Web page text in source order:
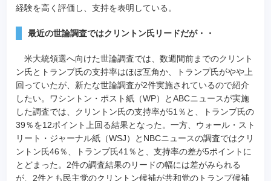
経験を高く評価し、支持を表明している。
最近の世論調査ではクリントン氏リードだが・・
米大統領選へ向けた世論調査では、数週間前までのクリント
ン氏とトランプ氏の支持率はほぼ互角か、トランプ氏がやや上
回っていたが、新たな世論調査が2件実施されているので紹介
したい。ワシントン・ポスト紙（WP）とABCニュースが実施
した調査では、クリントン氏の支持率が51％と、トランプ氏の
39％を12ポイント上回る結果となった。一方、ウォール・スト
リート・ジャーナル紙（WSJ）とNBCニュースの調査ではクリ
ントン氏46％、トランプ氏41％と、支持率の差が5ポイントに
とどまった。2件の調査結果のリードの幅には差がみられる
が、2件とも民主党のクリントン候補が共和党のトランプ候補